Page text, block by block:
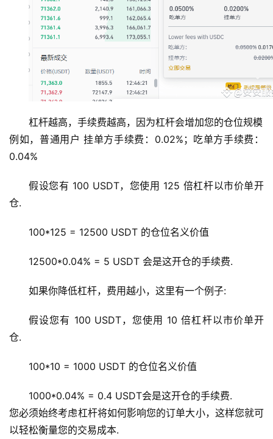
杠杆越高，手续费越高，因为杠杆会增加您的仓位规模
例如，普通用户 挂单方手续费：0.02%；吃单方手续费：
0.04%
假设您有 100 USDT，您使用 125 倍杠杆以市价单开
仓.
100*125 = 12500 USDT 的仓位名义价值
12500*0.04% = 5 USDT 会是这开仓的手续费.
如果你降低杠杆，费用越小，这里有一个例子:
假设您有 100 USDT，您使用 10 倍杠杆以市价单开
仓.
100*10 = 1000 USDT 的仓位名义价值
1000*0.04% = 0.4 USDT会是这开仓的手续费.
您必须始终考虑杠杆将如何影响您的订单大小，这样您就可
以轻松衡量您的交易成本.